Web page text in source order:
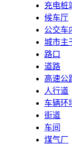
充电桩
候车厅
公交车
城市主
路口
道路
高速公
人行道
车辆环
街道
车间
煤气厂